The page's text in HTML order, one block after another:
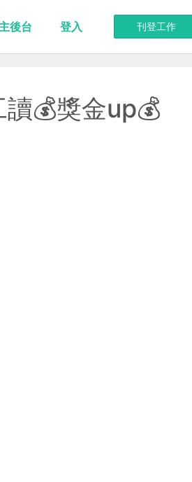
刊登工作
後台 登入
💰獎金up💰